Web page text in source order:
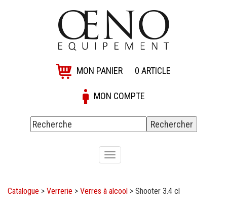
MON PANIER 0 ARTICLE
MON COMPTE
Toggle
navigation
Catalogue > Verrerie > Verres à alcool > Shooter 3.4 cl